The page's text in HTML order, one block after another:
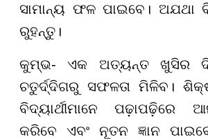
ସାମାନ୍ୟ ଫଳ ପାଇବେ। ଅଯଥା
ରୁହନ୍ତୁ।
କୁମ୍ଭ- ଏକ ଅତ୍ୟନ୍ତ ଖୁସିର
ଚତୁର୍ଦ୍ଦିଗରୁ ସଫଳତା ମିଳିବ।
ବିଦ୍ୟାର୍ଥୀମାନେ ପଢ଼ାପଢ଼ିରେ
କରିବେ ଏବଂ ନୂତନ ଜ୍ଞାନ